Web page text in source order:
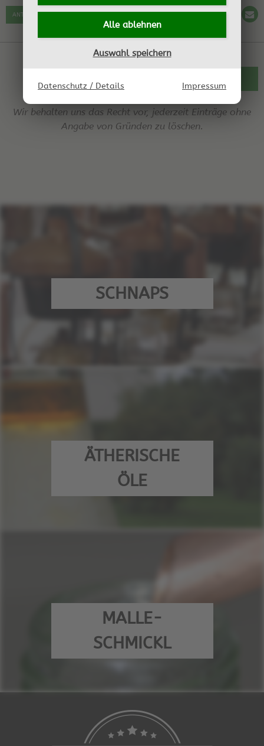
Alle ablehnen
Auswahl speichern
Datenschutz / Details Impressum
ANTWORT SCHREIBEN
Wir behalten uns das Recht vor, jederzeit Einträge ohne
Angabe von Gründen zu löschen.
SCHNAPS
ÄTHERISCHE
ÖLE
MALLE-
SCHMICKL